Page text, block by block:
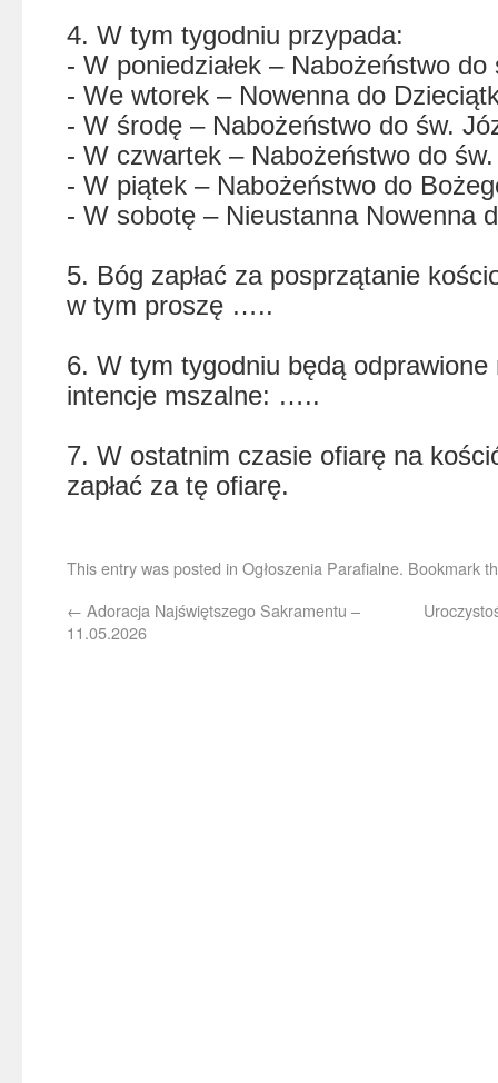
4. W tym tygodniu przypada:
- W poniedziałek – Nabożeństwo do
- We wtorek – Nowenna do
- W środę – Nabożeństwo do św.
- W czwartek – Nabożeństwo do
- W piątek – Nabożeństwo do
- W sobotę – Nieustanna Nowenna
5. Bóg zapłać za posprzątanie
w tym proszę …..
6. W tym tygodniu będą odprawione
intencje mszalne: …..
7. W ostatnim czasie ofiarę na
zapłać za tę ofiarę.
This entry was posted in Ogłoszenia Parafialne. Bookmark
← Adoracja Najświętszego Sakramentu –
11.05.2026